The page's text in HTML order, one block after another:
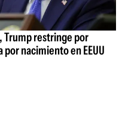
Trump restringe por
nacimiento en EEUU